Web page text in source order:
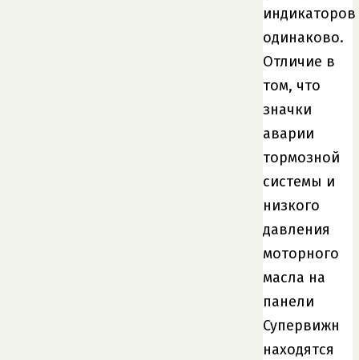
индикаторов
одинаково.
Отличие в
том, что
значки
аварии
тормозной
системы и
низкого
давления
моторного
масла на
панели
Супервижн
находятся